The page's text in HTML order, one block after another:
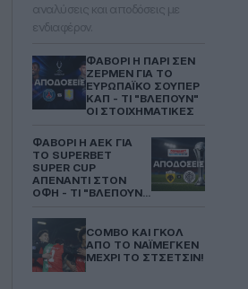
αναλύσεις και αποδόσεις με
ενδιαφέρον.
ΦΑΒΟΡΊ Η ΠΑΡΊ ΣΕΝ
ΖΕΡΜΈΝ ΓΙΑ ΤΟ
ΕΥΡΩΠΑΪΚΌ ΣΟΎΠΕΡ
ΚΑΠ - ΤΙ "ΒΛΈΠΟΥΝ"
ΟΙ ΣΤΟΙΧΗΜΑΤΙΚΈΣ
ΦΑΒΟΡΊ Η ΑΕΚ ΓΙΑ
ΤΟ SUPERBET
SUPER CUP
ΑΠΈΝΑΝΤΙ ΣΤOΝ
ΟΦΗ - ΤΙ "ΒΛΈΠΟΥΝ"
COMBO ΚΑΙ ΓΚΟΛ
ΑΠΌ ΤΟ ΝΑΪΜΈΓΚΕΝ
ΜΈΧΡΙ ΤΟ ΣΤΣΈΤΣΙΝ!